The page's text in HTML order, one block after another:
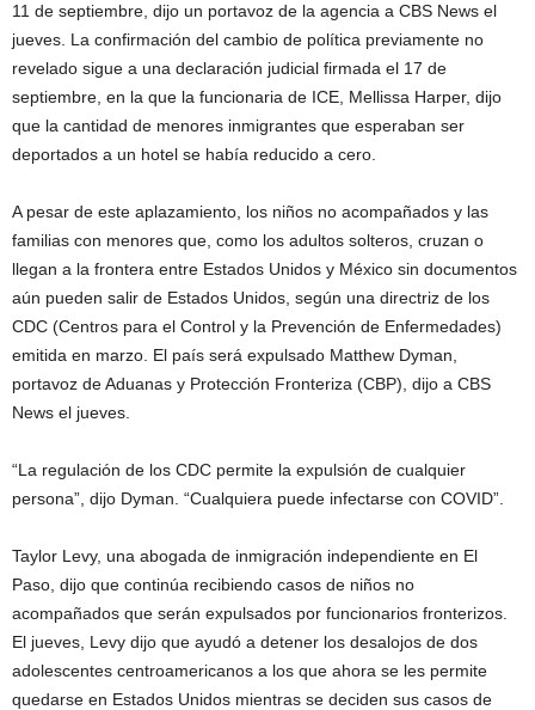
11 de septiembre, dijo un portavoz de la agencia a CBS News el
jueves. La confirmación del cambio de política previamente no
revelado sigue a una declaración judicial firmada el 17 de
septiembre, en la que la funcionaria de ICE, Mellissa Harper, dijo
que la cantidad de menores inmigrantes que esperaban ser
deportados a un hotel se había reducido a cero.
A pesar de este aplazamiento, los niños no acompañados y las
familias con menores que, como los adultos solteros, cruzan o
llegan a la frontera entre Estados Unidos y México sin documentos
aún pueden salir de Estados Unidos, según una directriz de los
CDC (Centros para el Control y la Prevención de Enfermedades)
emitida en marzo. El país será expulsado Matthew Dyman,
portavoz de Aduanas y Protección Fronteriza (CBP), dijo a CBS
News el jueves.
“La regulación de los CDC permite la expulsión de cualquier
persona”, dijo Dyman. “Cualquiera puede infectarse con COVID”.
Taylor Levy, una abogada de inmigración independiente en El
Paso, dijo que continúa recibiendo casos de niños no
acompañados que serán expulsados ​​por funcionarios fronterizos.
El jueves, Levy dijo que ayudó a detener los desalojos de dos
adolescentes centroamericanos a los que ahora se les permite
quedarse en Estados Unidos mientras se deciden sus casos de